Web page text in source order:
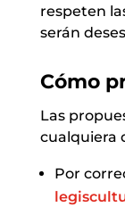
respeten
serán
Cómo
Las
cualquiera
Por